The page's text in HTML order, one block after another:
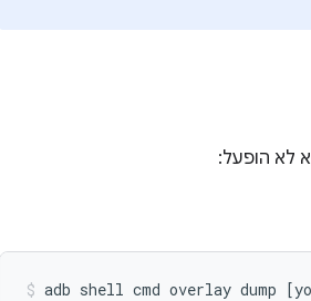
adb shell cmd overlay dump [